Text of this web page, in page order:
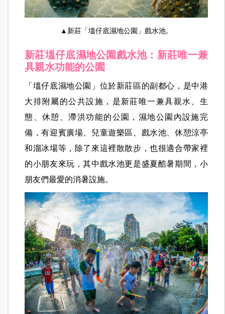
▲新莊「塭仔底濕地公園」戲水池。
新莊塭仔底濕地公園戲水池：新莊唯一兼
具親水功能的公園
「塭仔底濕地公園」位於新莊區的副都心，是中港
大排附屬的公共設施，是新莊唯一兼具親水、生
態、休憩、滯洪功能的公園，濕地公園內設施完
備，有迎賓廣場、兒童遊樂區、戲水池、休憩涼亭
和溜冰場等，除了來這裡散散步，也很適合帶家裡
的小朋友來玩，其中戲水池更是盛夏酷暑期間，小
朋友們最愛的消暑設施。